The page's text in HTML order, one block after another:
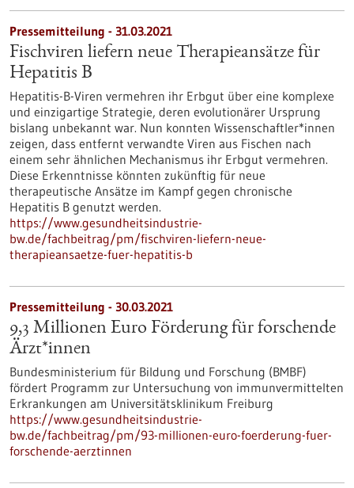
Pressemitteilung - 31.03.2021
Fischviren liefern neue Therapieansätze für
Hepatitis B
Hepatitis-B-Viren vermehren ihr Erbgut über eine komplexe
und einzigartige Strategie, deren evolutionärer Ursprung
bislang unbekannt war. Nun konnten Wissenschaftler*innen
zeigen, dass entfernt verwandte Viren aus Fischen nach
einem sehr ähnlichen Mechanismus ihr Erbgut vermehren.
Diese Erkenntnisse könnten zukünftig für neue
therapeutische Ansätze im Kampf gegen chronische
Hepatitis B genutzt werden.
https://www.gesundheitsindustrie-
bw.de/fachbeitrag/pm/fischviren-liefern-neue-
therapieansaetze-fuer-hepatitis-b
Pressemitteilung - 30.03.2021
9,3 Millionen Euro Förderung für forschende
Ärzt*innen
Bundesministerium für Bildung und Forschung (BMBF)
fördert Programm zur Untersuchung von immunvermittelten
Erkrankungen am Universitätsklinikum Freiburg
https://www.gesundheitsindustrie-
bw.de/fachbeitrag/pm/93-millionen-euro-foerderung-fuer-
forschende-aerztinnen